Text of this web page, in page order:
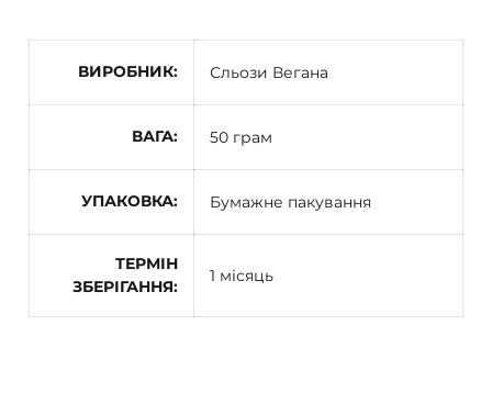
ВИРОБНИК Сльози Вегана
ВАГА 50 грам
УПАКОВКА Бумажне пакування
ТЕРМІН
ЗБЕРІГАННЯ
1 місяць